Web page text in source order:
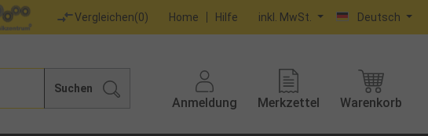
Vergleichen(0) Home Hilfe inkl. MwSt. Deutsch
Suchen
Anmeldung Merkzettel Warenkorb